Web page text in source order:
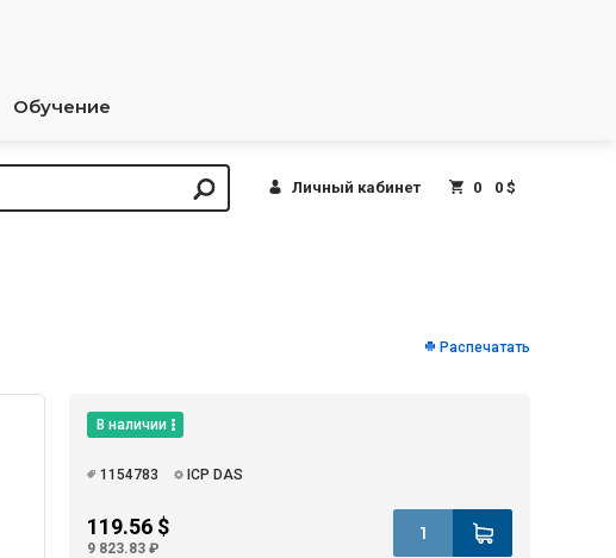
Обучение
Личный кабинет 0 0 $
Распечатать
В наличии
1154783 ICP DAS
119.56 $
9 823.83 ₽